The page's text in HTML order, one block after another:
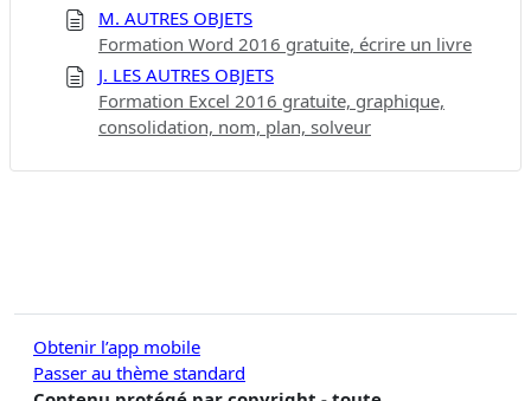
M. AUTRES OBJETS
Formation Word 2016 gratuite, écrire un livre
J. LES AUTRES OBJETS
Formation Excel 2016 gratuite, graphique,
consolidation, nom, plan, solveur
Obtenir l’app mobile
Passer au thème standard